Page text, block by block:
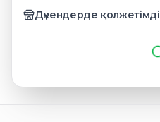
Дүкендерде қолжетімді